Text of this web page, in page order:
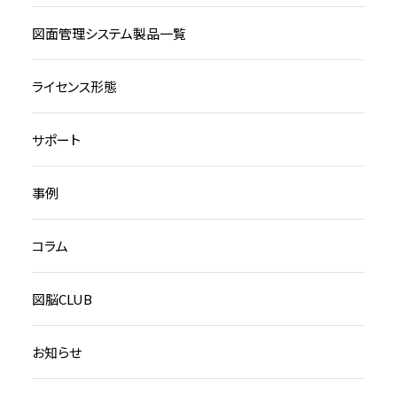
図面管理システム製品一覧
ライセンス形態
サポート
事例
コラム
図脳CLUB
お知らせ